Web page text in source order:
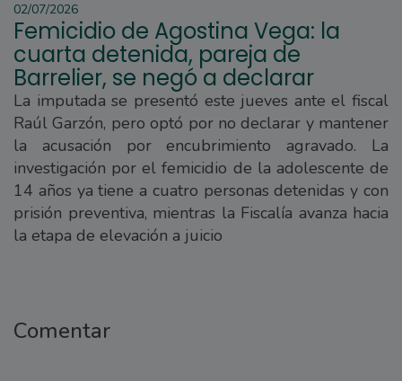
02/07/2026
Femicidio de Agostina Vega: la
cuarta detenida, pareja de
Barrelier, se negó a declarar
La imputada se presentó este jueves ante el fiscal
Raúl Garzón, pero optó por no declarar y mantener
la acusación por encubrimiento agravado. La
investigación por el femicidio de la adolescente de
14 años ya tiene a cuatro personas detenidas y con
prisión preventiva, mientras la Fiscalía avanza hacia
la etapa de elevación a juicio
Comentar